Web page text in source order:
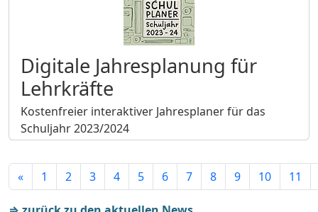
Digitale Jahresplanung für
Lehrkräfte
Kostenfreier interaktiver Jahresplaner für das
Schuljahr 2023/2024
« 1 2 3 4 5 6 7 8 9 10 11